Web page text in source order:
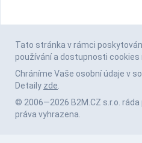
Tato stránka v rámci
používání a dostupnosti
Chráníme Vaše osobní údaje v
Detaily zde
© 2006—2026 B2M.CZ s.r.o. ráda
práva vyhrazena.